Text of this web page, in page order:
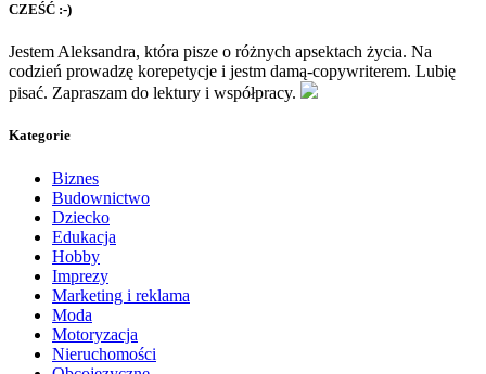
CZEŚĆ :-)
Jestem Aleksandra, która pisze o różnych apsektach życia. Na
codzień prowadzę korepetycje i jestm damą-copywriterem. Lubię
pisać. Zapraszam do lektury i współpracy.
Kategorie
Biznes
Budownictwo
Dziecko
Edukacja
Hobby
Imprezy
Marketing i reklama
Moda
Motoryzacja
Nieruchomości